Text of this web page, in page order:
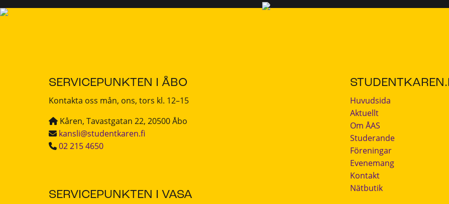
SERVICEPUNKTEN I ÅBO
Kontakta oss mån, ons, tors kl. 12–15
Kåren, Tavastgatan 22, 20500 Åbo
kansli@studentkaren.fi
02 215 4650
SERVICEPUNKTEN I VASA
Huvudsida
Aktuellt
Om ÅAS
Studerande
Föreningar
Evenemang
Kontakt
Nätbutik